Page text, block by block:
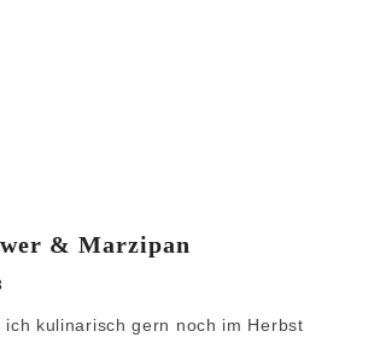
& Marzipan
kulinarisch gern noch im Herbst